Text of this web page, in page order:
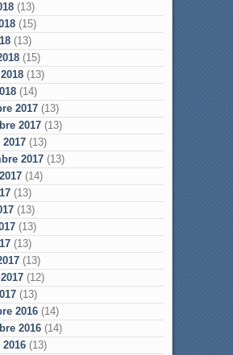
(13)
(15)
(13)
(15)
(13)
(14)
2017(13)
2017(13)
(13)
2017(13)
(14)
(13)
(13)
(13)
(13)
(13)
(12)
(13)
2016(14)
2016(14)
(13)